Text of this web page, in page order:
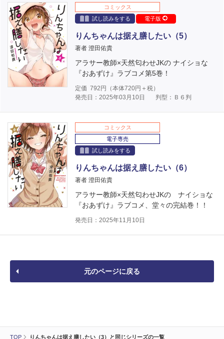
TOP りんちゃんは据え膳したい（3）と同じシリーズの一覧
コミックス
試し読みをする
電子版
りんちゃんは据え膳したい（5）
著者 澄田佑貴
アラサー教師×天然匂わせJKの ナイショな
『おあずけ』ラブコメ第5巻！
定価 792 円（本体720円＋税）
発売日：2025年03月10日
判型：Ｂ６判
コミックス
電子専売
試し読みをする
りんちゃんは据え膳したい（6）
著者 澄田佑貴
アラサー教師×天然匂わせJKの ナイショな
『おあずけ』ラブコメ、堂々の完結巻！！
発売日：2025年11月10日
元のページに戻る